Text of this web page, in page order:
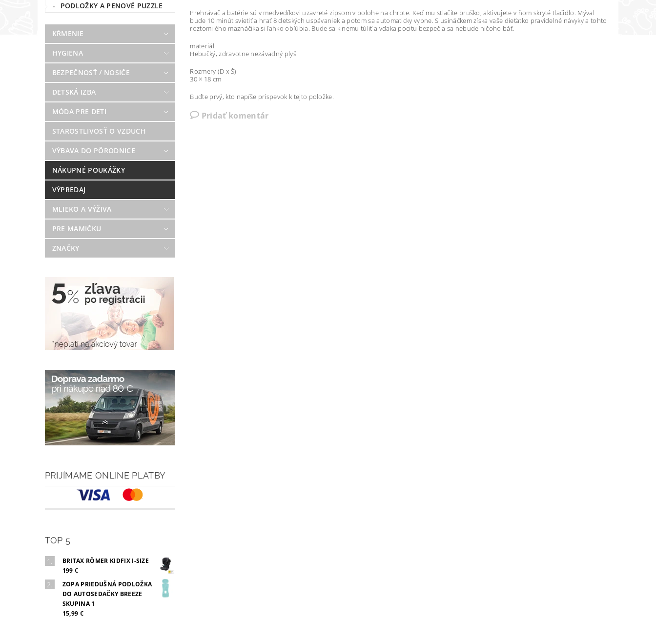
PODLOŽKY A PENOVÉ PUZZLE
KŔMENIE
HYGIENA
BEZPEČNOSŤ / NOSIČE
DETSKÁ IZBA
MÓDA PRE DETI
STAROSTLIVOSŤ O VZDUCH
VÝBAVA DO PÔRODNICE
NÁKUPNÉ POUKÁŽKY
VÝPREDAJ
MLIEKO A VÝŽIVA
PRE MAMIČKU
ZNAČKY
PRIJÍMAME ONLINE PLATBY
TOP 5
BRITAX RÖMER KIDFIX I-SIZE
199 €
ZOPA PRIEDUŠNÁ PODLOŽKA
DO AUTOSEDAČKY BREEZE
SKUPINA 1
15,99 €
Prehrávač a batérie sú v medvedíkovi uzavreté zipsom v polohe na chrbte. Keď mu stlačíte bruško, aktivujete v ňom skryté tlačidlo. Mýval
bude 10 minút svietiť a hrať 8 detských uspávaniek a potom sa automaticky vypne. S usínáčkem získa vaše dieťatko pravidelné návyky a tohto
roztomilého maznáčika si ľahko obľúbia. Bude sa k nemu túliť a vďaka pocitu bezpečia sa nebude ničoho báť.
materiál
Hebučký, zdravotne nezávadný plyš
Rozmery (D x Š)
30 × 18 cm
Buďte prvý, kto napíše príspevok k tejto položke.
Pridať komentár